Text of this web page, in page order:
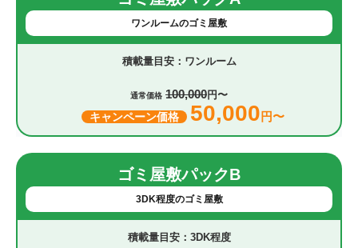
ワンルームのゴミ屋敷
ワンルーム
通常価格 100,000円〜
キャンペーン価格 50,000 円〜
ゴミ屋敷パックB
3DK程度のゴミ屋敷
3DK程度